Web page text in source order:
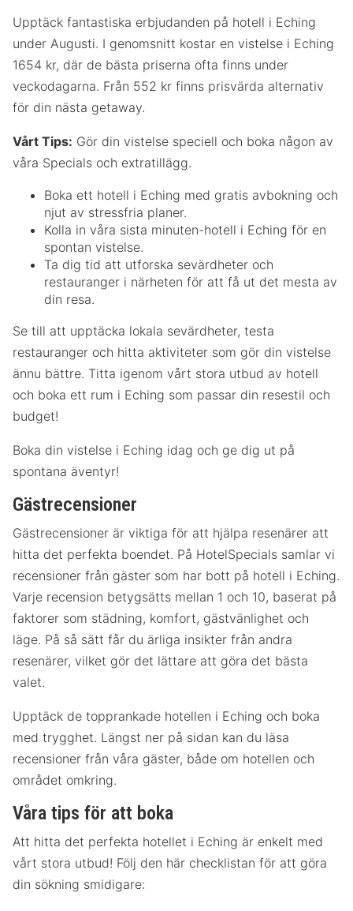
Upptäck fantastiska erbjudanden på hotell i Eching
under Augusti. I genomsnitt kostar en vistelse i Eching
1654 kr, där de bästa priserna ofta finns under
veckodagarna. Från 552 kr finns prisvärda alternativ
för din nästa getaway.
Vårt Tips: Gör din vistelse speciell och boka någon av
våra Specials och extratillägg.
Boka ett hotell i Eching med gratis avbokning och
njut av stressfria planer.
Kolla in våra sista minuten-hotell i Eching för en
spontan vistelse.
Ta dig tid att utforska sevärdheter och
restauranger i närheten för att få ut det mesta av
din resa.
Se till att upptäcka lokala sevärdheter, testa
restauranger och hitta aktiviteter som gör din vistelse
ännu bättre. Titta igenom vårt stora utbud av hotell
och boka ett rum i Eching som passar din resestil och
budget!
Boka din vistelse i Eching idag och ge dig ut på
spontana äventyr!
Gästrecensioner
Gästrecensioner är viktiga för att hjälpa resenärer att
hitta det perfekta boendet. På HotelSpecials samlar vi
recensioner från gäster som har bott på hotell i Eching.
Varje recension betygsätts mellan 1 och 10, baserat på
faktorer som städning, komfort, gästvänlighet och
läge. På så sätt får du ärliga insikter från andra
resenärer, vilket gör det lättare att göra det bästa
valet.
Upptäck de topprankade hotellen i Eching och boka
med trygghet. Längst ner på sidan kan du läsa
recensioner från våra gäster, både om hotellen och
området omkring.
Våra tips för att boka
Att hitta det perfekta hotellet i Eching är enkelt med
vårt stora utbud! Följ den här checklistan för att göra
din sökning smidigare: